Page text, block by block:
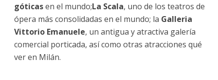
góticasen el mundo;La Scala, uno de los teatros de
ópera más consolidadas en el mundo; la Galleria
Vittorio Emanuele, un antigua y atractiva galería
comercial porticada, así como otras atracciones qué
ver en Milán.